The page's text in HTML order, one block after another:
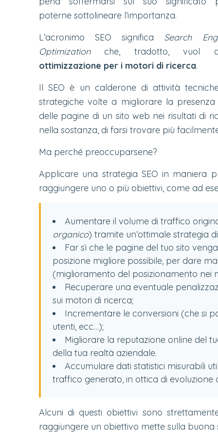
poterne sottolineare l’importanza.
L’acronimo SEO significa Search
Optimizationche, tradotto, vuol
ottimizzazione per i motori di ricerca.
Il SEO è un calderone di attività
strategiche volte a migliorare la
delle pagine di un sito web nei risultati di
nella sostanza, di farsi trovare più
Ma perché preoccuparsene?
Applicare una strategia SEO in maniera
raggiungere uno o più obiettivi, come ad
Aumentare il volume di traffico
organico) tramite un’ottimale strategia
Far sì che le pagine del tuo sito
posizione migliore possibile, per dare
(miglioramento del posizionamento nei
Recuperare una eventuale
sui motori di ricerca;
Incrementare le conversioni (che si
utenti, ecc…);
Migliorare la reputazione online del
della tua realtà aziendale.
Accumulare dati statistici misurabili
traffico generato, in ottica di evoluzione
Alcuni di questi obiettivi sono
raggiungere un obiettivo mette sulla